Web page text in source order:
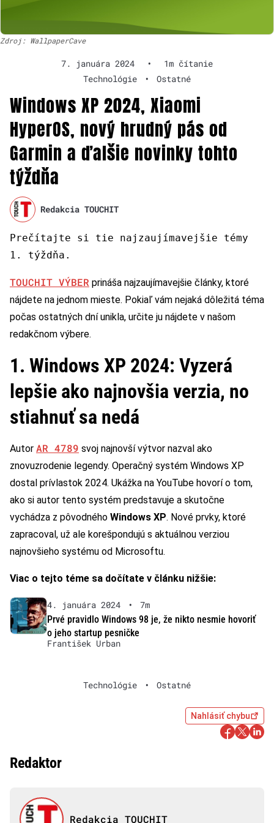
Zdroj: WallpaperCave
7. januára 2024 •
1m čítanie
Technológie
• Ostatné
Windows XP 2024, Xiaomi
HyperOS, nový hrudný pás od
Garmin a ďalšie novinky tohto
týždňa
Redakcia TOUCHIT
Prečítajte si tie najzaujímavejšie témy
1. týždňa.
TOUCHIT VÝBER prináša najzaujímavejšie články, ktoré
nájdete na jednom mieste. Pokiaľ vám nejaká dôležitá téma
počas ostatných dní unikla, určite ju nájdete v našom
redakčnom výbere.
1. Windows XP 2024: Vyzerá
lepšie ako najnovšia verzia, no
stiahnuť sa nedá
Autor AR 4789 svoj najnovší výtvor nazval ako
znovuzrodenie legendy. Operačný systém Windows XP
dostal prívlastok 2024. Ukážka na YouTube hovorí o tom,
ako si autor tento systém predstavuje a skutočne
vychádza z pôvodného Windows XP. Nové prvky, ktoré
zapracoval, už ale korešpondujú s aktuálnou verziou
najnovšieho systému od Microsoftu.
Viac o tejto téme sa dočítate v článku nižšie:
4. januára 2024 •
7m
Prvé pravidlo Windows 98 je, že nikto nesmie hovoriť
o jeho startup pesničke
František Urban
Technológie • Ostatné
Nahlásiť chybu
Redaktor
Redakcia TOUCHIT